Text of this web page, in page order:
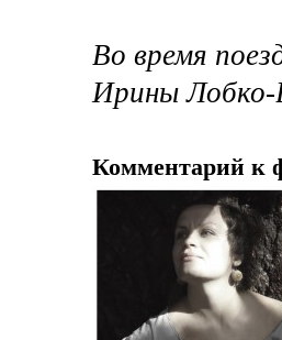
Во время
Ирины Лобко-
Комментарий к